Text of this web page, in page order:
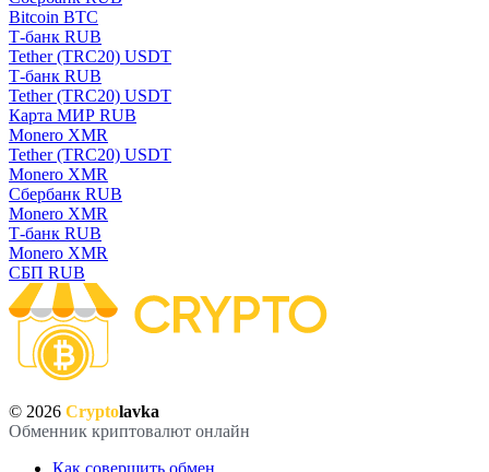
Bitcoin BTC
Т-банк RUB
Tether (TRC20) USDT
Т-банк RUB
Tether (TRC20) USDT
Карта МИР RUB
Monero XMR
Tether (TRC20) USDT
Monero XMR
Сбербанк RUB
Monero XMR
Т-банк RUB
Monero XMR
СБП RUB
© 2026 Cryptolavka
Обменник криптовалют онлайн